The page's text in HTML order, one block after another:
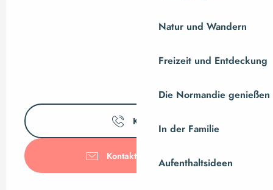
Natur und Wandern
Freizeit und Entdeckung
Die Normandie genießen
In der Familie
Aufenthaltsideen
Kontakt
Kontaktieren Sie uns